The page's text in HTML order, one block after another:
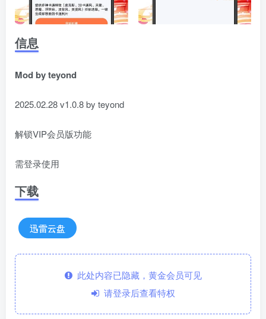
信息
Mod by teyond
2025.02.28 v1.0.8 by teyond
解锁VIP会员版功能
需登录使用
下载
迅雷云盘
此处内容已隐藏，黄金会员可见
请登录后查看特权